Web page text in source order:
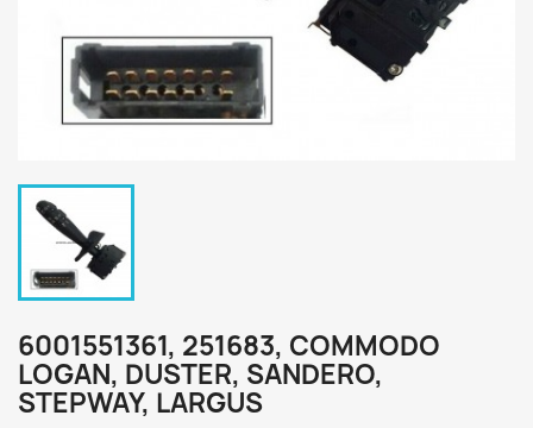
6001551361, 251683, COMMODO
LOGAN, DUSTER, SANDERO,
STEPWAY, LARGUS